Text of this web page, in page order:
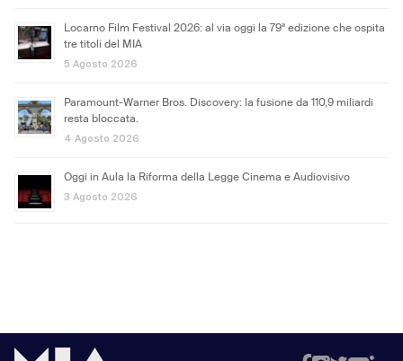
Locarno Film Festival 2026: al via oggi la 79ª edizione che ospita
tre titoli del MIA
5 Agosto 2026
Paramount-Warner Bros. Discovery: la fusione da 110,9 miliardi
resta bloccata.
4 Agosto 2026
Oggi in Aula la Riforma della Legge Cinema e Audiovisivo
3 Agosto 2026